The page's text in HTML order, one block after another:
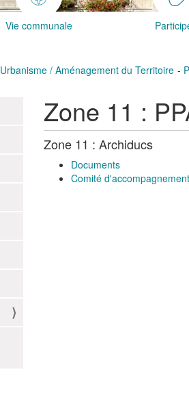
Vie communale
Urbanisme / Aménagement du Territoire
Zone 11 :
Zone 11 : Archiducs
Documents
Comité d'accompagnement